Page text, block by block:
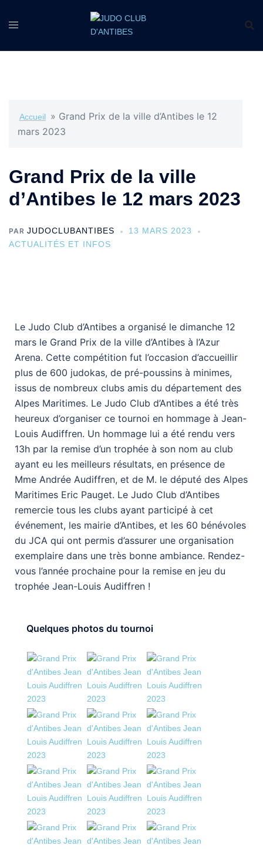
Accueil » Grand Prix de la ville d’Antibes le 12
mars 2023
Grand Prix de la ville
d’Antibes le 12 mars 2023
PAR JUDOCLUBANTIBES
13 MARS 2023
ACTUALITÉS ET INFOS
Le Judo Club d’Antibes a organisé le dimanche 12
mars le Grand Prix de la ville d’Antibes à l’Azur
Arena. Cette compétition fut l’occasion d’accueillir
plus de 600 judokas, de pré-poussins à minimes,
issus de nombreux clubs amis du département des
Alpes Maritimes. Le Judo Club d’Antibes a été très
heureux d’organiser ce tournoi en hommage à Jean-
Louis Audiffren. Un hommage lui a été rendu vers
13h par la remise d’un trophée à son nom au club
ayant eu les meilleurs résultats, en présence de
Mme Andrée Audiffren, et de M. le député des Alpes
Maritimes Eric Pauget. Le Judo Club d’Antibes
remercie tous les clubs ayant participé à cet
événement, les mairie d’Antibes, et les 60 bénévoles
du JCA qui ont permis d’assurer une organisation
exemplaire dans une très bonne ambiance. Rendez-
vous l’année prochaine pour la remise en jeu du
trophée Jean-Louis Audiffren !
Quelques photos du tournoi